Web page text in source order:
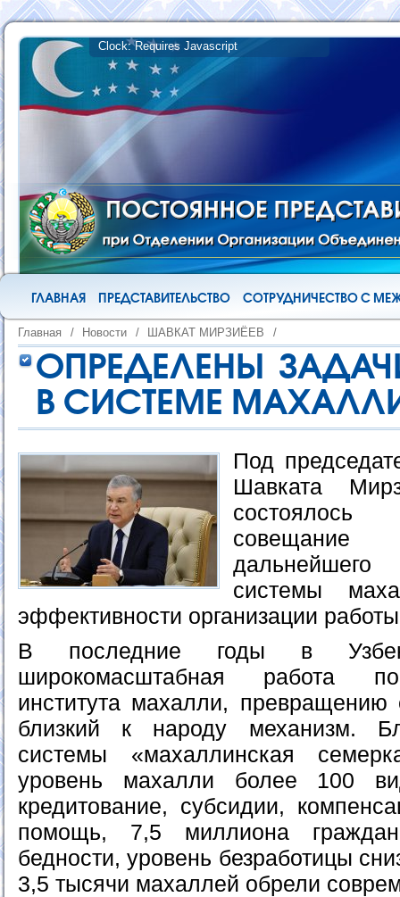
ГЛАВНАЯ ПРЕДСТАВИТЕЛЬСТВО СОТРУДНИЧЕСТВО С
Главная / Новости / ШАВКАТ МИРЗИЁЕВ /
ОПРЕДЕЛЕНЫ
В СИСТЕМЕ
Под
Шавката
состоялось
дальнейшего
системы
эффективности организации
В последние годы в
широкомасштабная работа
института махалли,
близкий к народу механизм.
системы «махаллинская
уровень махалли более 100
кредитование, субсидии,
помощь, 7,5 миллиона
бедности, уровень безработицы
3,5 тысячи махаллей обрели